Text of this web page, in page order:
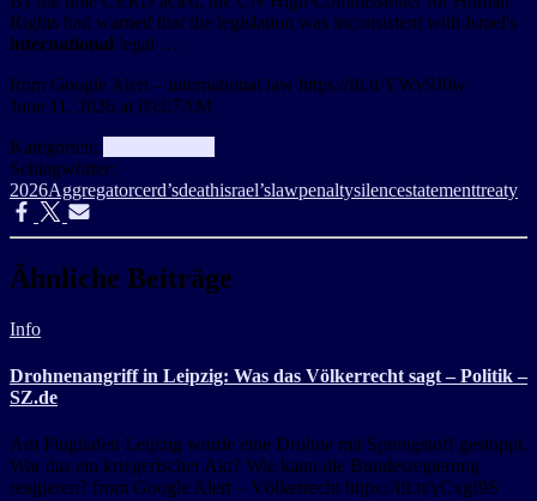
Rights had warned that the legislation was inconsistent with Israel's
international legal …
from Google Alert – international law https://ift.tt/YWv9J0w
June 11, 2026 at 09:07AM
Kategorien:
Schlagwörter:
2026Aggregatorcerd’sdeathisrael’slawpenaltysilencestatementtreaty
Ähnliche Beiträge
Info
Drohnenangriff in Leipzig: Was das Völkerrecht sagt – Politik –
SZ.de
Am Flughafen Leipzig wurde eine Drohne mit Sprengstoff gestoppt.
War das ein kriegerischer Akt? Wie kann die Bundesregierung
reagieren? from Google Alert – Völkerrecht https://ift.tt/yCxgI9S